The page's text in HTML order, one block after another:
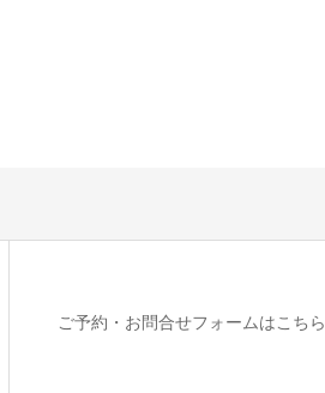
ご予約・お問合せフォームはこちら